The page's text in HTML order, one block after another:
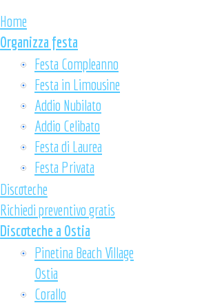
Home
Organizza festa
Festa Compleanno
Festa in Limousine
Addio Nubilato
Addio Celibato
Festa di Laurea
Festa Privata
Discoteche
Richiedi preventivo gratis
Discoteche a Ostia
Pinetina Beach Village
Ostia
Corallo